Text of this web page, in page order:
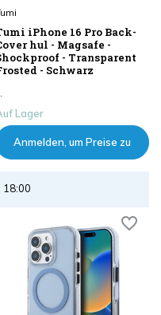
iPhone 16 Pro Back-
hul - Magsafe -
- Transparent
- Schwarz
Lager
Anmelden, um Preise zu
18:00